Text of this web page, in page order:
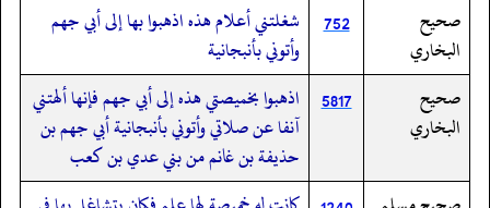
صحيح
البخاري
752
شغلتني أعلام هذه اذهبوا بها إلى أبي جهم
وأتوني بأنبجانية
صحيح
البخاري
5817
اذهبوا بخميصتي هذه إلى أبي جهم فإنها ألهتني
آنفا عن صلاتي وأتوني بأنبجانية أبي جهم بن
حذيفة بن غانم من بني عدي بن كعب